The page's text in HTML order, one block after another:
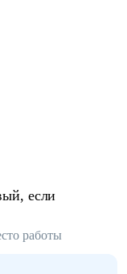
если
работы